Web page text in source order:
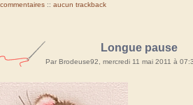
:: aucun trackback
Longue pause
Par Brodeuse92, mercredi 11 mai 2011 à